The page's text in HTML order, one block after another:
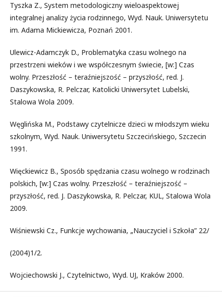
Tyszka Z., System metodologiczny wieloaspektowej
integralnej analizy życia rodzinnego, Wyd. Nauk. Uniwersytetu
im. Adama Mickiewicza, Poznań 2001.
Ulewicz-Adamczyk D., Problematyka czasu wolnego na
przestrzeni wieków i we współczesnym świecie, [w:] Czas
wolny. Przeszłość – teraźniejszość – przyszłość, red. J.
Daszykowska, R. Pelczar, Katolicki Uniwersytet Lubelski,
Stalowa Wola 2009.
Węglińska M., Podstawy czytelnicze dzieci w młodszym wieku
szkolnym, Wyd. Nauk. Uniwersytetu Szczecińskiego, Szczecin
1991.
Więckiewicz B., Sposób spędzania czasu wolnego w rodzinach
polskich, [w:] Czas wolny. Przeszłość – teraźniejszość –
przyszłość, red. J. Daszykowska, R. Pelczar, KUL, Stalowa Wola
2009.
Wiśniewski Cz., Funkcje wychowania, „Nauczyciel i Szkoła” 22/
(2004)1/2.
Wojciechowski J., Czytelnictwo, Wyd. UJ, Kraków 2000.